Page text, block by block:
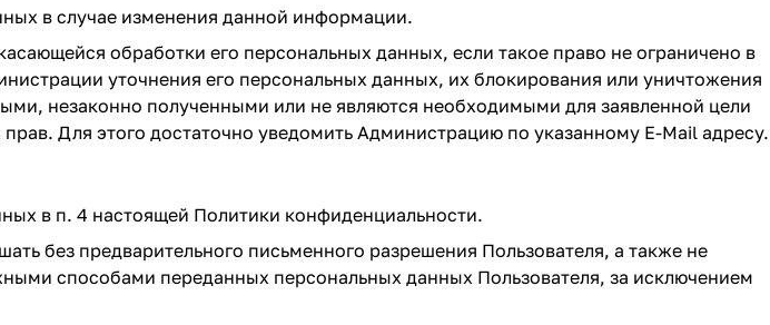
в случае изменения данной информации.
обработки его персональных данных, если такое право не ограничено в
уточнения его персональных данных, их блокирования или уничтожения
незаконно полученными или не являются необходимыми для заявленной цели
Для этого достаточно уведомить Администрацию по указанному E-Mail адресу.
в п. 4 настоящей Политики конфиденциальности.
без предварительного письменного разрешения Пользователя, а также не
способами переданных персональных данных Пользователя, за исключением